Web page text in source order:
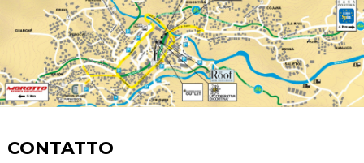
CONTATTO